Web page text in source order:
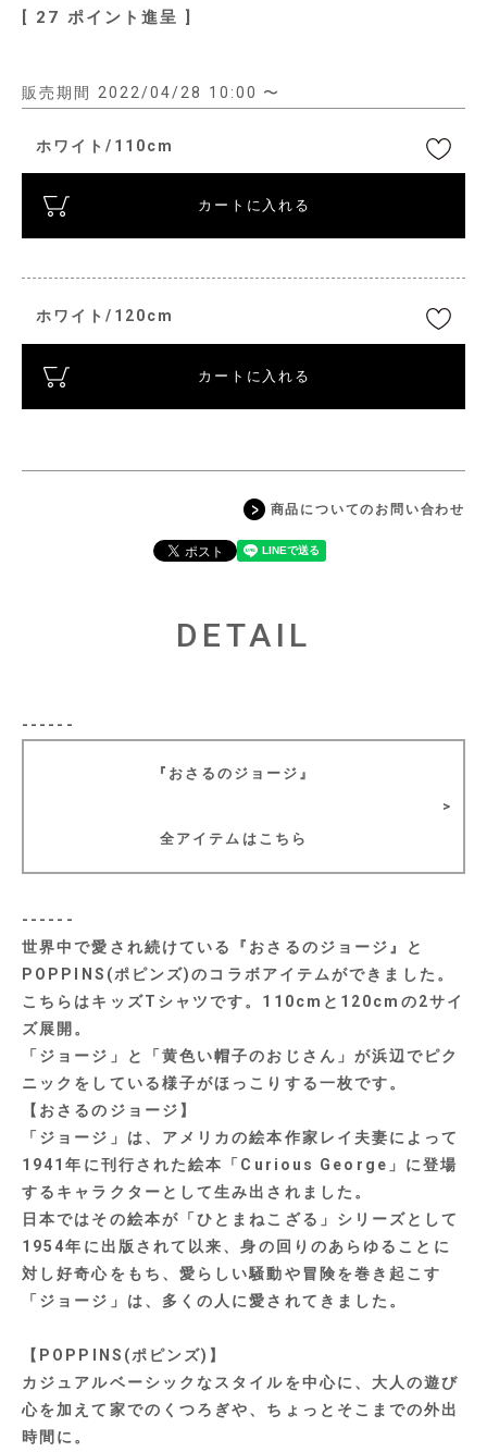
[ 27 ポイント進呈 ]
販売期間 2022/04/28 10:00 〜
ホワイト/110cm
カートに入れる
ホワイト/120cm
カートに入れる
商品についてのお問い合わせ
DETAIL
------
『おさるのジョージ』
全アイテムはこちら
------
世界中で愛され続けている『おさるのジョージ』と
POPPINS(ポピンズ)のコラボアイテムができました。
こちらはキッズTシャツです。110cmと120cmの2サイ
ズ展開。
「ジョージ」と「黄色い帽子のおじさん」が浜辺でピク
ニックをしている様子がほっこりする一枚です。
【おさるのジョージ】
「ジョージ」は、アメリカの絵本作家レイ夫妻によって
1941年に刊行された絵本「Curious George」に登場
するキャラクターとして生み出されました。
日本ではその絵本が「ひとまねこざる」シリーズとして
1954年に出版されて以来、身の回りのあらゆることに
対し好奇心をもち、愛らしい騒動や冒険を巻き起こす
「ジョージ」は、多くの人に愛されてきました。
【POPPINS(ポピンズ)】
カジュアルベーシックなスタイルを中心に、大人の遊び
心を加えて家でのくつろぎや、ちょっとそこまでの外出
時間に。